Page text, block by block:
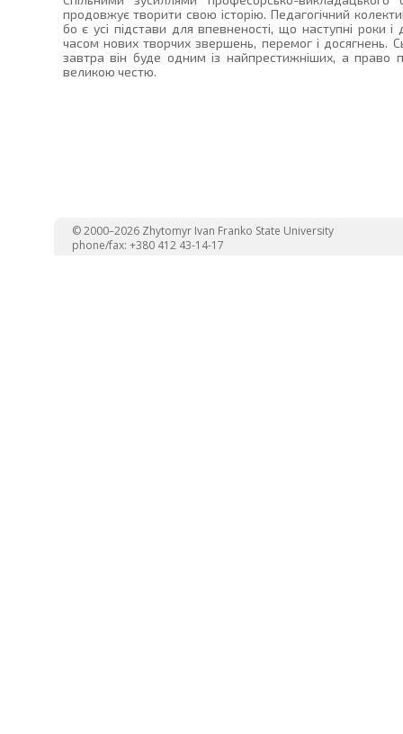
продовжує творити свою історію. Педагогічний
бо є усі підстави для впевненості, що наступні роки і
часом нових творчих звершень, перемог і досягнень.
завтра він буде одним із найпрестижніших, а право
великою честю.
© 2000–2026 Zhytomyr Ivan Franko State University
phone/fax: +380 412 43-14-17